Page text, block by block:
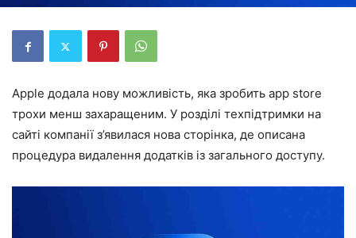
Apple додала нову можливість, яка зробить app store
трохи менш захаращеним. У розділі техпідтримки на
сайті компанії з’явилася нова сторінка, де описана
процедура видалення додатків із загального доступу.